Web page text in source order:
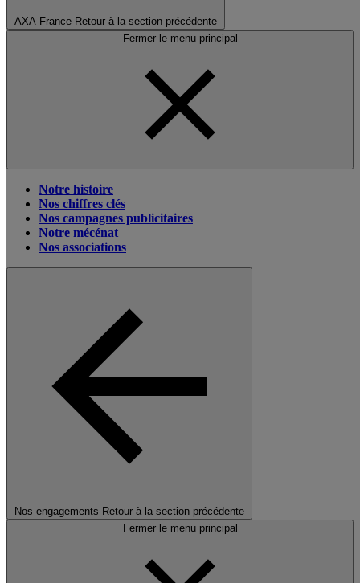
AXA France Retour à la section précédente
Fermer le menu principal
Notre histoire
Nos chiffres clés
Nos campagnes publicitaires
Notre mécénat
Nos associations
Nos engagements Retour à la section précédente
Fermer le menu principal